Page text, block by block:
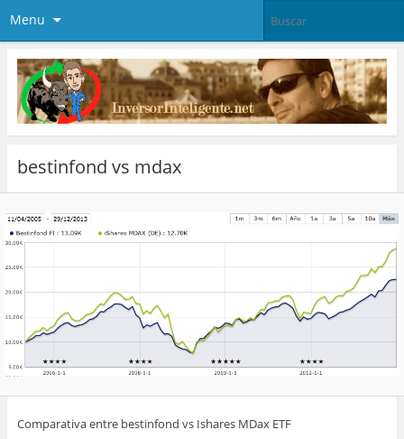
Menu
bestinfond vs mdax
Comparativa entre bestinfond vs Ishares MDax ETF